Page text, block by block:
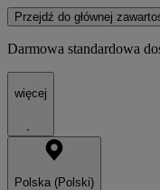
Przejdź do głównej
Darmowa standardowa
więcej
Polska (Polski)